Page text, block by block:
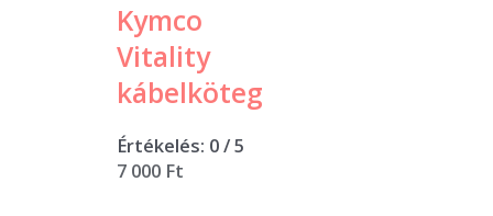
Kymco
Vitality
kábelköteg
Értékelés: 0/ 5
7 000 Ft